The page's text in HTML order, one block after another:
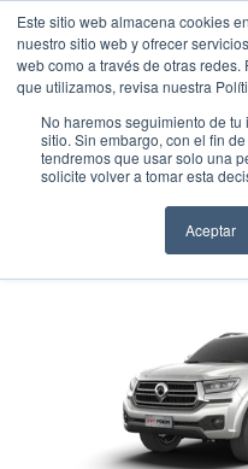
Este sitio web almacena cookies
nuestro sitio web y ofrecer
web como a través de otras
que utilizamos, revisa nuestra
No haremos seguimiento de
sitio. Sin embargo, con el fin
tendremos que usar solo una
solicite volver a tomar esta
Aceptar
GREAT WALL
DIESEL